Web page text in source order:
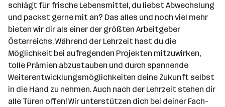
schlägt für frische Lebensmittel, du liebst Abwechslung
und packst gerne mit an? Das alles und noch viel mehr
bieten wir dir als einer der größten Arbeitgeber
Österreichs. Während der Lehrzeit hast du die
Möglichkeit bei aufregenden Projekten mitzuwirken,
tolle Prämien abzustauben und durch spannende
Weiterentwicklungsmöglichkeiten deine Zukunft selbst
in die Hand zu nehmen. Auch nach der Lehrzeit stehen dir
alle Türen offen! Wir unterstützen dich bei deiner Fach-